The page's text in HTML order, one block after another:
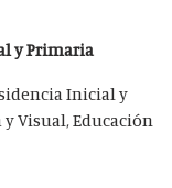
y Primaria
Inicial y
Visual, Educación